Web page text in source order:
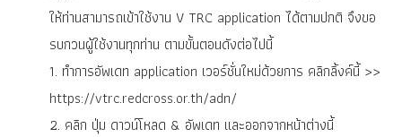
ให้ท่านสามารถเข้าใช้งาน V TRC application ได้ตามปกติ จึงขอ
รบกวนผู้ใช้งานทุกท่าน ตามขั้นตอนดังต่อไปนี้
1. ทำการอัพเดท application เวอร์ชั่นใหม่ด้วยการ คลิกลิ้งค์นี้ >>
https://vtrc.redcross.or.th/adn/
2. คลิก ปุ่ม ดาวน์โหลด & อัพเดท และออกจากหน้าต่างนี้